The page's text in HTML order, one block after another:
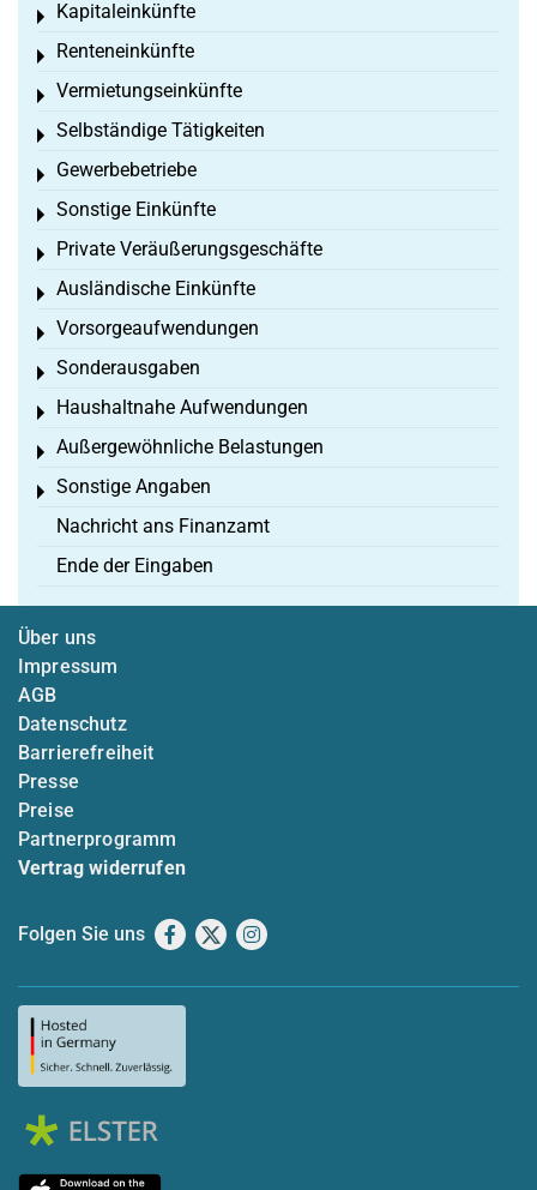
Kapitaleinkünfte
Toggle menu
Renteneinkünfte
Toggle menu
Vermietungseinkünfte
Toggle menu
Selbständige Tätigkeiten
Toggle menu
Gewerbebetriebe
Toggle menu
Sonstige Einkünfte
Toggle menu
Private Veräußerungsgeschäfte
Toggle menu
Ausländische Einkünfte
Toggle menu
Vorsorgeaufwendungen
Toggle menu
Sonderausgaben
Toggle menu
Haushaltnahe Aufwendungen
Toggle menu
Außergewöhnliche Belastungen
Toggle menu
Sonstige Angaben
Toggle menu
Nachricht ans Finanzamt
Ende der Eingaben
Über uns
Impressum
AGB
Datenschutz
Barrierefreiheit
Presse
Preise
Partnerprogramm
Vertrag widerrufen
Folgen Sie uns Facebook
X Instagram